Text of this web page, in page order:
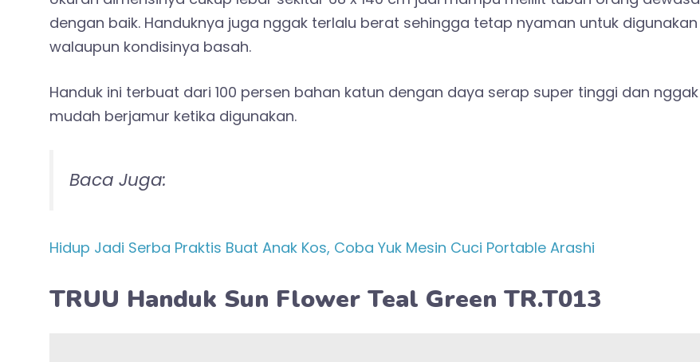
dengan baik. Handuknya juga nggak terlalu berat sehingga tetap nyaman untuk digunakan
walaupun kondisinya basah.
Handuk ini terbuat dari 100 persen bahan katun dengan daya serap super tinggi dan nggak
mudah berjamur ketika digunakan.
Baca Juga:
Hidup Jadi Serba Praktis Buat Anak Kos, Coba Yuk Mesin Cuci Portable Arashi
TRUU Handuk Sun Flower Teal Green TR.T013